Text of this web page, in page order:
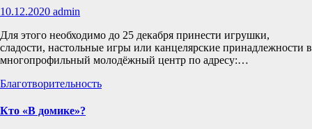
10.12.2020 admin
Для этого необходимо до 25 декабря принести игрушки,
сладости, настольные игры или канцелярские принадлежности в
многопрофильный молодёжный центр по адресу:…
Благотворительность
Кто «В домике»?